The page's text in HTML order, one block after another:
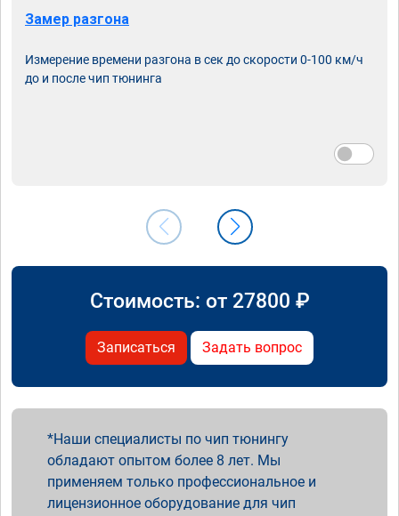
Замер разгона
Измерение времени разгона в сек до скорости 0-100 км/ч
до и после чип тюнинга
Стоимость: от 27800 ₽
Записаться Задать вопрос
Наши специалисты по чип тюнингу
обладают опытом более 8 лет. Мы
применяем только профессиональное и
лицензионное оборудование для чип